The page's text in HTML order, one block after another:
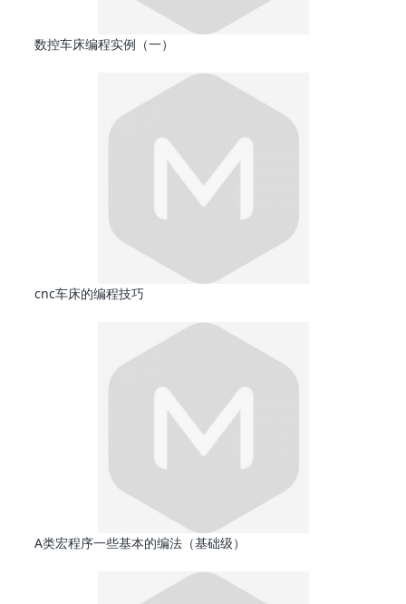
数控车床编程实例（一）
cnc车床的编程技巧
A类宏程序一些基本的编法（基础级）